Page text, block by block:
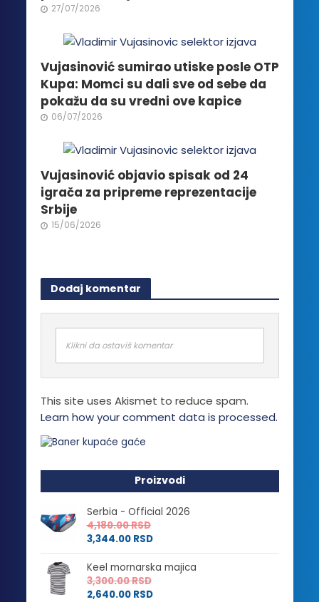
stranici
27/07/2026
Vujasinović sumirao utiske posle OTP
Kupa: Momci su dali sve od sebe da
pokažu da su vredni ove kapice
06/07/2026
Vujasinović objavio spisak od 24
igrača za pripreme reprezentacije
Srbije
15/06/2026
Dodaj komentar
Klikni da ostaviš komentar
This site uses Akismet to reduce spam.
Learn how your comment data is processed.
Proizvodi
Serbia - Official 2026
4,180.00RSD
3,344.00 RSD
Keel mornarska majica
3,300.00RSD
2,640.00 RSD